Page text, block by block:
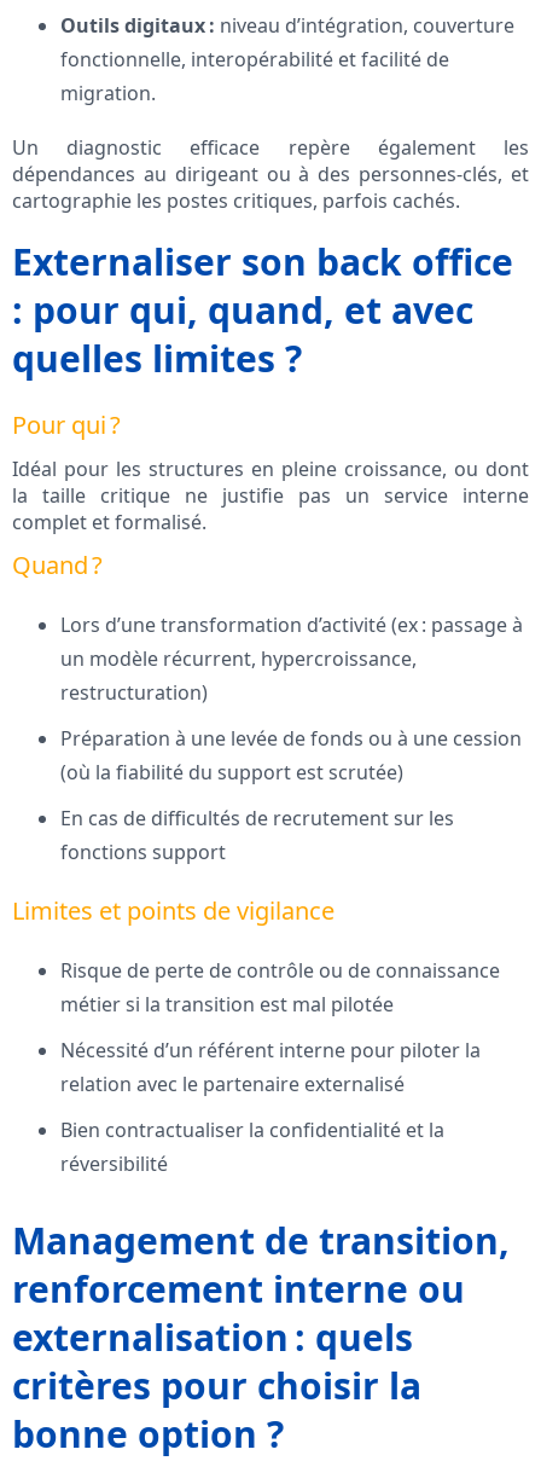
Outils digitaux : niveau d’intégration, couverture
fonctionnelle, interopérabilité et facilité de
migration.
Un diagnostic efficace repère également les
dépendances au dirigeant ou à des personnes-clés, et
cartographie les postes critiques, parfois cachés.
Externaliser son back office
: pour qui, quand, et avec
quelles limites ?
Pour qui ?
Idéal pour les structures en pleine croissance, ou dont
la taille critique ne justifie pas un service interne
complet et formalisé.
Quand ?
Lors d’une transformation d’activité (ex : passage à
un modèle récurrent, hypercroissance,
restructuration)
Préparation à une levée de fonds ou à une cession
(où la fiabilité du support est scrutée)
En cas de difficultés de recrutement sur les
fonctions support
Limites et points de vigilance
Risque de perte de contrôle ou de connaissance
métier si la transition est mal pilotée
Nécessité d’un référent interne pour piloter la
relation avec le partenaire externalisé
Bien contractualiser la confidentialité et la
réversibilité
Management de transition,
renforcement interne ou
externalisation : quels
critères pour choisir la
bonne option ?